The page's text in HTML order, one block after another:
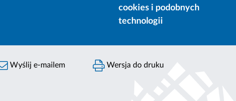
cookies i podobnych
technologii
Wyślij e-mailem Wersja do druku